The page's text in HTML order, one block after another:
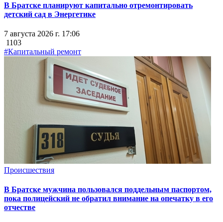
В Братске планируют капитально отремонтировать
детский сад в Энергетике
7 августа 2026 г. 17:06
1103
#Капитальный ремонт
Происшествия
В Братске мужчина пользовался поддельным паспортом,
пока полицейский не обратил внимание на опечатку в его
отчестве